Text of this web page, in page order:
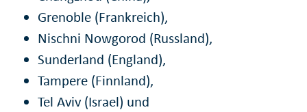
Grenoble (Frankreich),
Nischni Nowgorod (Russland),
Sunderland (England),
Tampere (Finnland),
Tel Aviv (Israel) und